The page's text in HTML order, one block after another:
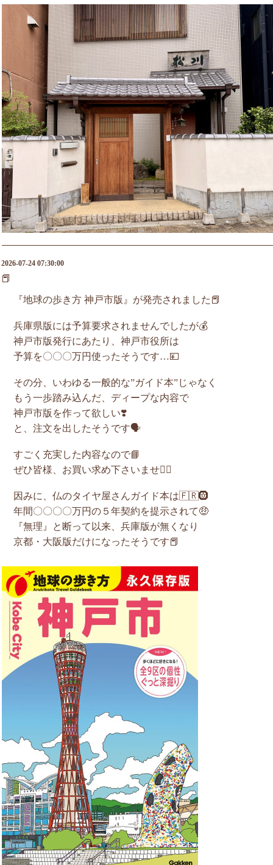
2026-07-24 07:30:00
📕
『地球の歩き方 神戸市版』が発売されました📕
兵庫県版には予算要求されませんでしたが💰
神戸市版発行にあたり、神戸市役所は
予算を〇〇〇万円使ったそうです…💴
その分、いわゆる一般的な”ガイド本”じゃなく
もう一歩踏み込んだ、ディープな内容で
神戸市版を作って欲しい❣️
と、注文を出したそうです🗣️
すごく充実した内容なので📘
ぜひ皆様、お買い求め下さいませ🙇‍♂️
因みに、仏のタイヤ屋さんガイド本は🇫🇷🛞
年間〇〇〇〇万円の５年契約を提示されて🤑
『無理』と断って以来、兵庫版が無くなり
京都・大阪版だけになったそうです📕